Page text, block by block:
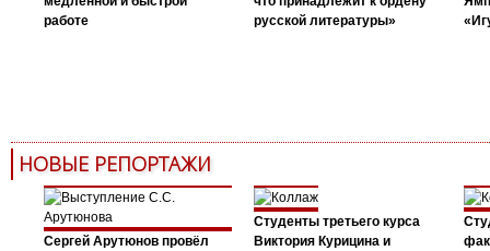
работе
русской литературы»
НОВЫЕ РЕПОРТАЖИ
Сергей Арутюнов провёл
Студенты третьего курса
Виктория Курицина и